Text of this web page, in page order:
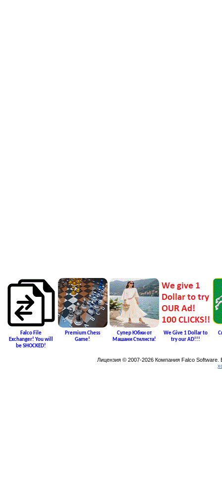
Falco File
Exchanger! You will
be SHOCKED!
Premium Chess
Game!
Супер Юбки от
Машани Стилиста!
We Give 1 Dollar to
try our AD!!!
Лицензия © 2007-2026 Компания Falco